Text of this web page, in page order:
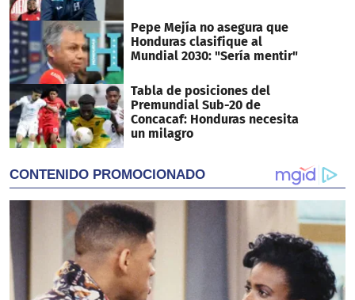
Pepe Mejía no asegura que
Honduras clasifique al
Mundial 2030: "Sería mentir"
Tabla de posiciones del
Premundial Sub-20 de
Concacaf: Honduras necesita
un milagro